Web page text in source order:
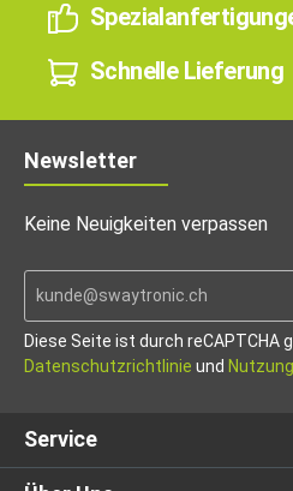
Schnelle Lieferung
Newsletter
Keine Neuigkeiten verpassen
Diese Seite ist durch
Datenschutzrichtlinie und
Service